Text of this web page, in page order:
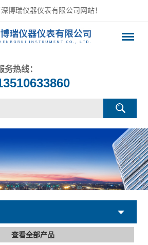
博瑞仪器仪表有限公司网站！
务热线：
查看全部产品